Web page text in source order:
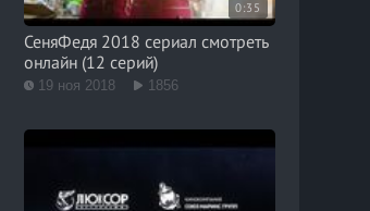
0:35
СеняФедя 2018 сериал смотреть
онлайн (12 серий)
19 ноя 2018 1856